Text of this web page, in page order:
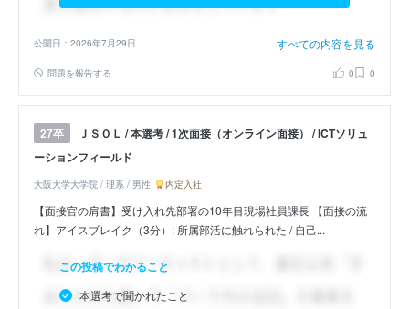
公開日：2026年7月29日 すべての内容を見る
問題を報告する 0 0
27卒
ＪＳＯＬ / 本選考 / 1次面接（オンライン面接） / ICTソリュ
ーションフィールド
大阪大学大学院 / 理系 / 男性 内定入社
【面接官の肩書】受け入れ先部署の10年目現場社員課長 【面接の流
れ】アイスブレイク（3分）: 所属部活に触れられた / 自己...
この投稿でわかること
本選考で聞かれたこと